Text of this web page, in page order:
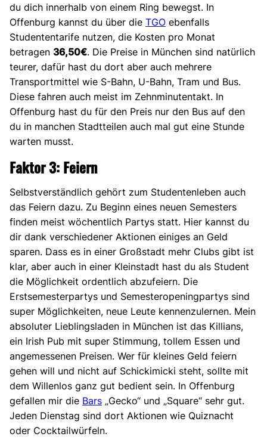
du dich innerhalb von einem Ring bewegst. In
Offenburg kannst du über die TGO ebenfalls
Studententarife nutzen, die Kosten pro Monat
betragen 36,50€. Die Preise in München sind natürlich
teurer, dafür hast du dort aber auch mehrere
Transportmittel wie S-Bahn, U-Bahn, Tram und Bus.
Diese fahren auch meist im Zehnminutentakt. In
Offenburg hast du für den Preis nur den Bus auf den
du in manchen Stadtteilen auch mal gut eine Stunde
warten musst.
Faktor 3: Feiern
Selbstverständlich gehört zum Studentenleben auch
das Feiern dazu. Zu Beginn eines neuen Semesters
finden meist wöchentlich Partys statt. Hier kannst du
dir dank verschiedener Aktionen einiges an Geld
sparen. Dass es in einer Großstadt mehr Clubs gibt ist
klar, aber auch in einer Kleinstadt hast du als Student
die Möglichkeit ordentlich abzufeiern. Die
Erstsemesterpartys und Semesteropeningpartys sind
super Möglichkeiten, neue Leute kennenzulernen. Mein
absoluter Lieblingsladen in München ist das Killians,
ein Irish Pub mit super Stimmung, tollem Essen und
angemessenen Preisen. Wer für kleines Geld feiern
gehen will und nicht auf Schickimicki steht, sollte mit
dem Willenlos ganz gut bedient sein. In Offenburg
gefallen mir die Bars „Gecko“ und „Square“ sehr gut.
Jeden Dienstag sind dort Aktionen wie Quiznacht
oder Cocktailwürfeln.